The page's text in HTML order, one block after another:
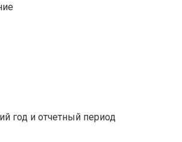
год и отчетный период